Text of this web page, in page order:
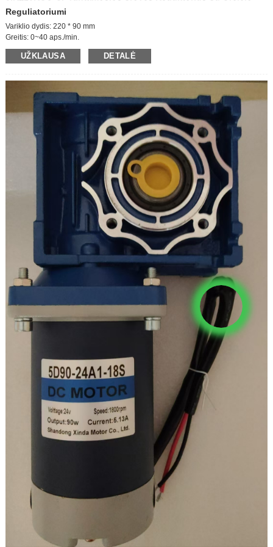
Reguliatoriumi
Variklio dydis: 220 * 90 mm
Greitis: 0~40 aps./min.
Balsavimo galia: 220 V
Galia: 120 W
Veleno greitis: 0~40 aps./min.
Srovė: 0,87 A
Didžiausias sukimo momentas: 180 KG.CM
Išeinančio veleno dydis: 30 * 15 mm
Greičio reguliavimas: reguliuojamas
Apsukimas grįžtamai: Taip
UŽKLAUSA DETALĖ